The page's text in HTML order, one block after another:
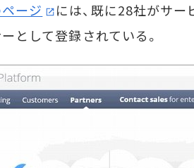
ージ
には、既に28社がサー
として登録されている。